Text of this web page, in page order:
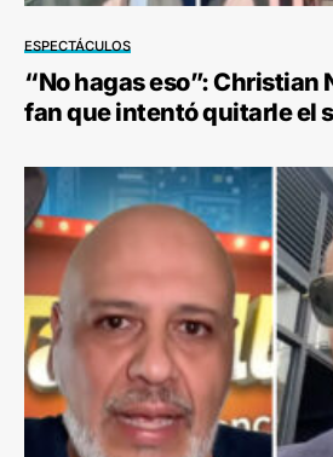
ESPECTÁCULOS
“No hagas eso”: Christian
fan que intentó quitarle el